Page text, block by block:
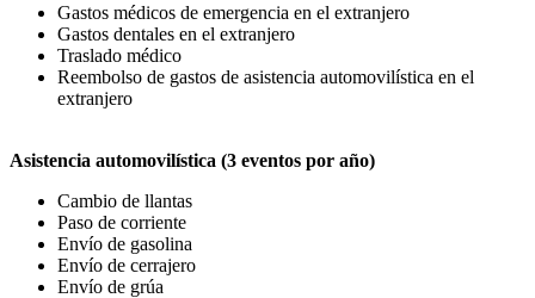
Gastos médicos de emergencia en el extranjero
Gastos dentales en el extranjero
Traslado médico
Reembolso de gastos de asistencia automovilística en el
extranjero
Asistencia automovilística (3 eventos por año)
Cambio de llantas
Paso de corriente
Envío de gasolina
Envío de cerrajero
Envío de grúa